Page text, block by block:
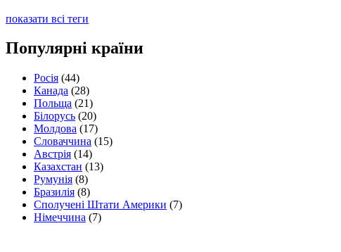
показати всі теги
Популярні країни
Росія (44)
Канада (28)
Польща (21)
Білорусь (20)
Молдова (17)
Словаччина (15)
Австрія (14)
Казахстан (13)
Румунія (8)
Бразилія (8)
Сполучені Штати Америки (7)
Німеччина (7)